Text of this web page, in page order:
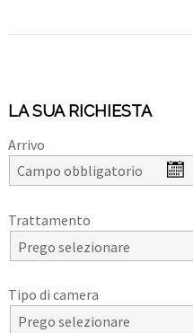
LA SUA RICHIESTA
Arrivo
Trattamento
Prego selezionare
Tipo di camera
Prego selezionare